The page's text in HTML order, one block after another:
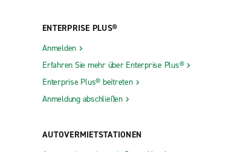
ENTERPRISE PLUS®
Anmelden
Erfahren Sie mehr über Enterprise Plus®
Enterprise Plus® beitreten
Anmeldung abschließen
AUTOVERMIETSTATIONEN